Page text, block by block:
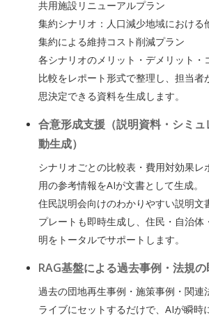
共用施設リニューアルプラン
集約シナリオ：人口減少地域における
集約による維持コスト削減プラン
各シナリオのメリット・デメリット・
比較をレポート形式で整理し、担当者
思決定できる資料を生成します。
合意形成支援（説明資料・シミュ
動生成）
シナリオごとの比較表・費用対効果レ
用の参考情報をAIが文書として生成。
住民説明会向けのわかりやすい説明文
プレートも即時生成し、住民・自治体
明をトータルでサポートします。
RAG基盤による過去事例・法規
過去の団地再生事例・施策事例・関連
ライブにセットするだけで、AIが瞬時